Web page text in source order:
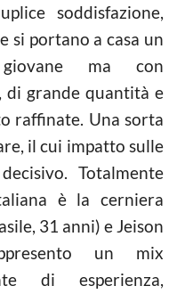
soddisfazione,
si portano a casa un
giovane ma con
di grande quantità e
raffinate. Una sorta
il cui impatto sulle
Totalmente
è la cerniera
31 anni) e Jeison
un mix
di esperienza,